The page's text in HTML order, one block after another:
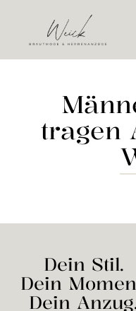
tragen
Dein Stil.
Dein
Dein